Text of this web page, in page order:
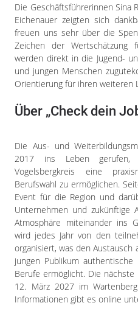
Die Geschäftsführerinnen Sina
Eichenauer zeigten sich
freuen uns sehr über die
Zeichen der
werden direkt in die Jugend-
und jungen Menschen
Orientierung für ihren weiteren
Über „Check dein
Die Aus- und
2017 ins Leben
Vogelsbergkreis eine
Berufswahl zu ermöglichen.
Event für die Region und
Unternehmen und zukünftige
Atmosphäre miteinander ins
wird jedes Jahr von den
organisiert, was den
jungen Publikum
Berufe ermöglicht. Die
12. März 2027 im
Informationen gibt es online